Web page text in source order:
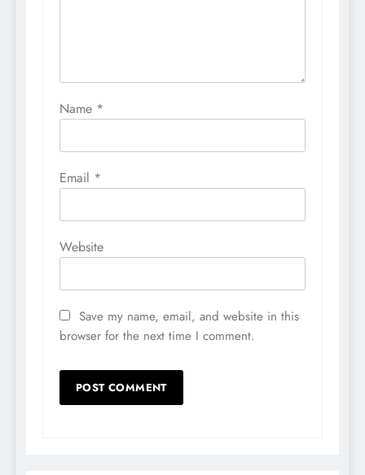
Name *
Email *
Website
Save my name, email, and website in this
browser for the next time I comment.